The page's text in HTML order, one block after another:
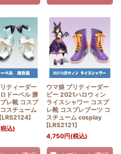
ティーダー
ドーベル 勝
レ靴 コスプ
スチューム
[LRS2124]
込)
ウマ娘 プリティーダー
ビー 2021ハロウィン
ライスシャワー コスプ
レ靴 コスプレブーツ コ
スチューム cosplay
[LRS2121]
4,750円(税込)